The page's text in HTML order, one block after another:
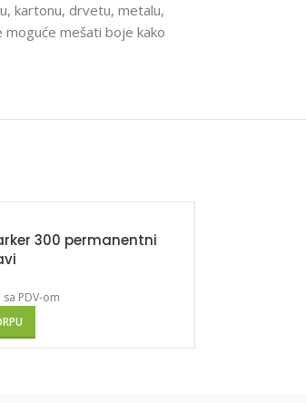
kartonu, drvetu, metalu,
moguće mešati boje kako
300 permanentni
sa PDV-om